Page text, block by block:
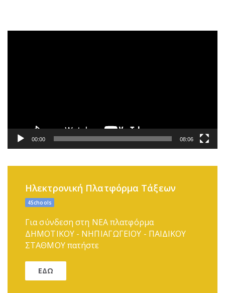
00:00 08:06
Ηλεκτρονική Πλατφόρμα Τάξεων
4Schools
Για σύνδεση στη ΝΕΑ πλατφόρμα
ΔΗΜΟΤΙΚΟΥ - ΝΗΠΙΑΓΩΓΕΙΟΥ - ΠΑΙΔΙΚΟΥ
ΣΤΑΘΜΟΥ πατήστε
ΕΔΩ